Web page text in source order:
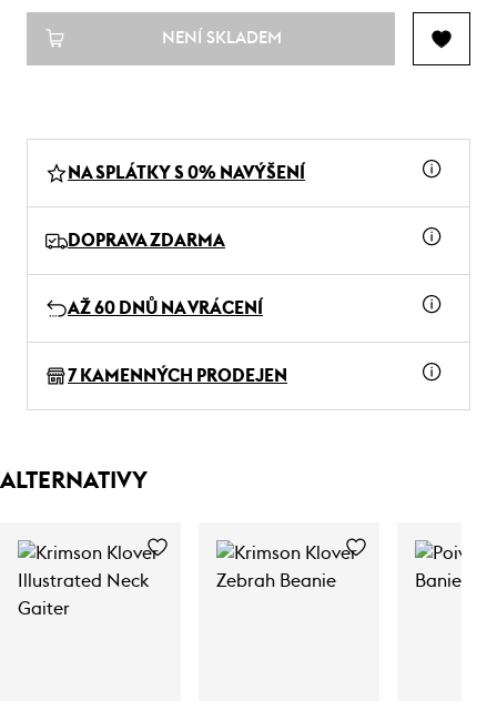
NENÍ SKLADEM
NA SPLÁTKY S 0% NAVÝŠENÍ
DOPRAVA ZDARMA
AŽ 60 DNŮ NA VRÁCENÍ
7 KAMENNÝCH PRODEJEN
ALTERNATIVY